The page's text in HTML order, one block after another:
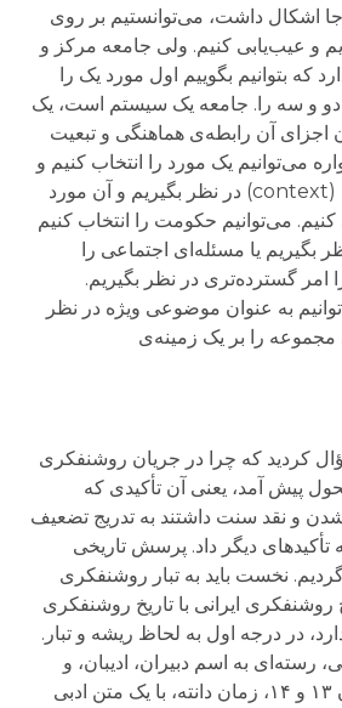
اشکال داشت، می‌توانستیم بر روی
و عیب‌یابی کنیم. ولی جامعه مرکز و
که بتوانیم بگوییم اول مورد یک را
و سه را. جامعه یک سیستم است، یک
آن رابطه‌ی هماهنگی و تبعیت
می‌توانیم یک مورد را انتخاب کنیم و
(
context) در نظر بگیریم و آن مورد
می‌توانیم حکومت را انتخاب کنیم
بگیریم یا مسئله‌ای اجتماعی را
امر گسترده‌تری در نظر بگیریم.
به عنوان موضوعی ویژه در نظر
را بر یک زمینه‌ی
کردید که چرا در جریان روشنفکری
پیش آمد، یعنی آن تأکیدی که
و نقد سنت داشتند به تدریج تضعیف
دیگر داد. پرسش تاریخی
نخست باید به تبار روشنفکری
روشنفکری ایرانی با تاریخ روشنفکری
در درجه اول به لحاظ ریشه و تبار.
رسته‌ای به اسم دبیران، ادیبان، و
شاعران نداریم. تا قرن ۱۳ و ۱۴، زمان دانته، با یک متن ادبی